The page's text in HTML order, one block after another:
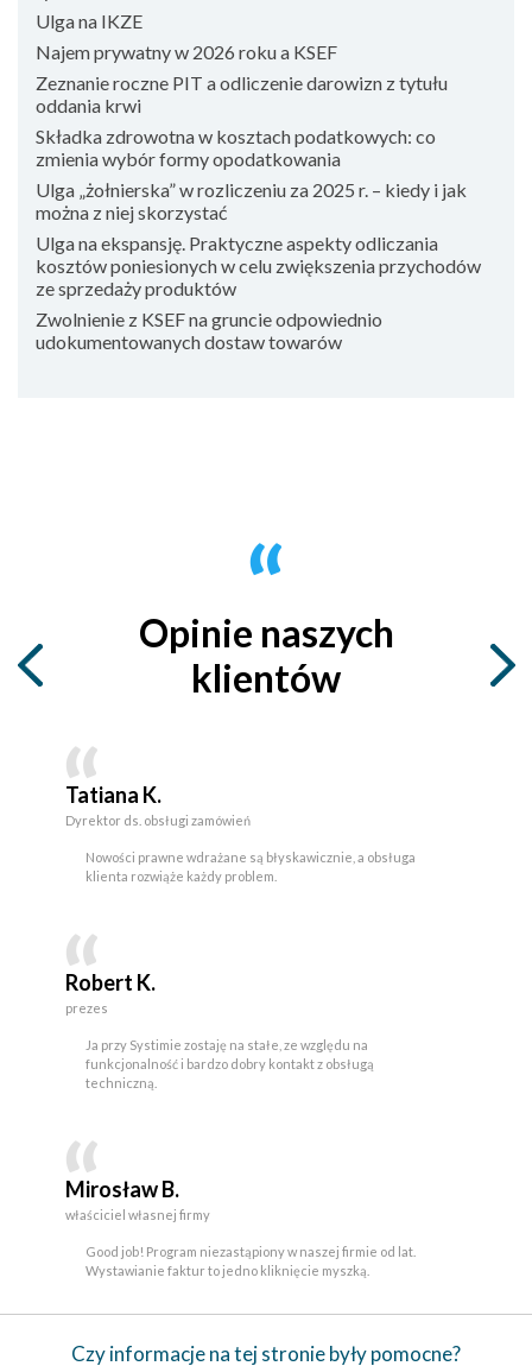
Ulga na IKZE
Najem prywatny w 2026 roku a KSEF
Zeznanie roczne PIT a odliczenie darowizn z tytułu
oddania krwi
Składka zdrowotna w kosztach podatkowych: co
zmienia wybór formy opodatkowania
Ulga „żołnierska” w rozliczeniu za 2025 r. – kiedy i jak
można z niej skorzystać
Ulga na ekspansję. Praktyczne aspekty odliczania
kosztów poniesionych w celu zwiększenia przychodów
ze sprzedaży produktów
Zwolnienie z KSEF na gruncie odpowiednio
udokumentowanych dostaw towarów
Opinie naszych
klientów
Tatiana K.
Dyrektor ds. obsługi zamówień
Nowości prawne wdrażane są błyskawicznie, a obsługa
klienta rozwiąże każdy problem.
Robert K.
prezes
Ja przy Systimie zostaję na stałe, ze względu na
funkcjonalność i bardzo dobry kontakt z obsługą
techniczną.
Mirosław B.
właściciel własnej firmy
Good job! Program niezastąpiony w naszej firmie od lat.
Wystawianie faktur to jedno kliknięcie myszką.
Czy informacje na tej stronie były pomocne?